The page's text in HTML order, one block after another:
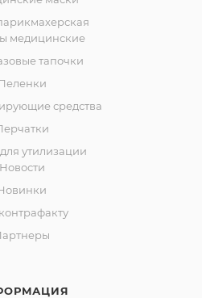
медицинские
тапочки
средства
утилизации
Новости